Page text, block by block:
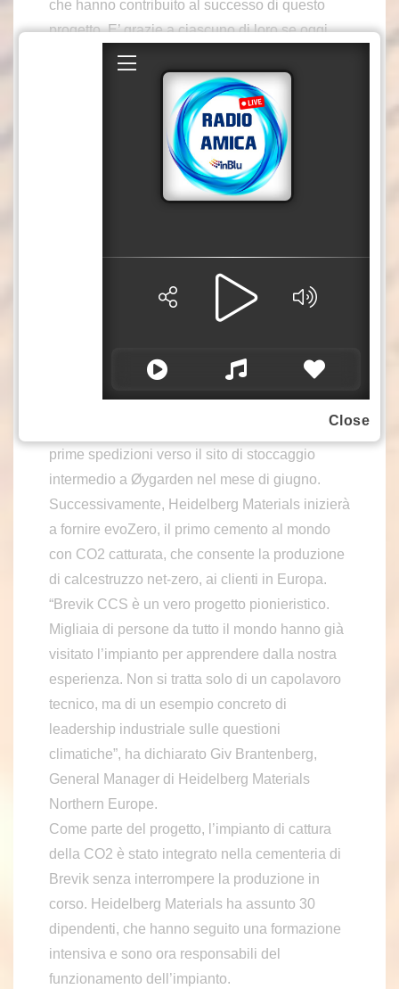
che hanno contribuito al successo di questo
progetto. E’ grazie a ciascuno di loro se oggi
fornire calcestruzzo net-zero non è più
un’ambizione futura, ma una realtà”.
“Come parte fondamentale del programma
Longship della Norvegia, Brevik CCS è un
esempio potente di come imprese e governi
possano lavorare fianco a fianco per aprire la
strada a un futuro più sostenibile”, ha affermato
Aasland. “Questo tipo di collaborazione può
stimolare l’innovazione e avviare lo sviluppo di
mercati emergenti per le tecnologie per il
CCS, i primi volumi di CO2 sono già stati
catturati, liquefatti e temporaneamente stoccati
prime spedizioni verso il sito di stoccaggio
intermedio a Øygarden nel mese di giugno.
Successivamente, Heidelberg Materials inizierà
a fornire evoZero, il primo cemento al mondo
con CO2 catturata, che consente la produzione
di calcestruzzo net-zero, ai clienti in Europa.
“Brevik CCS è un vero progetto pionieristico.
Migliaia di persone da tutto il mondo hanno già
visitato l’impianto per apprendere dalla nostra
esperienza. Non si tratta solo di un capolavoro
tecnico, ma di un esempio concreto di
leadership industriale sulle questioni
climatiche”, ha dichiarato Giv Brantenberg,
General Manager di Heidelberg Materials
Northern Europe.
Come parte del progetto, l’impianto di cattura
della CO2 è stato integrato nella cementeria di
Brevik senza interrompere la produzione in
corso. Heidelberg Materials ha assunto 30
dipendenti, che hanno seguito una formazione
intensiva e sono ora responsabili del
funzionamento dell’impianto.
Close